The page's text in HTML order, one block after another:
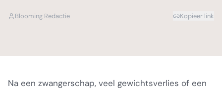
Blooming Redactie Kopieer link
Na een zwangerschap, veel gewichtsverlies of een